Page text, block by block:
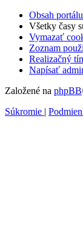
Obsah portálu
Všetky časy
Vymazať
Zoznam
Realizačný
Napísať
Založené na phpBB
Súkromie |